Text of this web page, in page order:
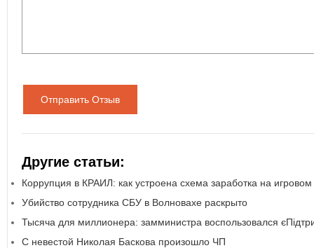
Отправить Отзыв
Другие статьи:
Коррупция в КРАИЛ: как устроена схема заработка на игровом
Убийство сотрудника СБУ в Волновахе раскрыто
Тысяча для миллионера: замминистра воспользовался
С невестой Николая Баскова произошло ЧП